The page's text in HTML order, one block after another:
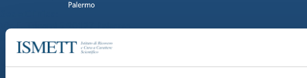
Via Discesa dei Giudici 4 90133 Palermo